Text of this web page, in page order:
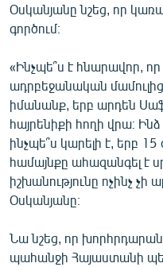
Օսկանյանը նշեց, որ
գործում։
«Ինչպե՞ս է հնարավոր,
ադրբեջանական
իմանանք, երբ արդեն
հայրենիքի հողի վրա։
ինչպե՞ս կարելի է, երբ
համայնքը ահազանգել է
իշխանությունը ոչինչ
Օսկանյանը։
Նա նշեց, որ
պահանջի Հայաստանի